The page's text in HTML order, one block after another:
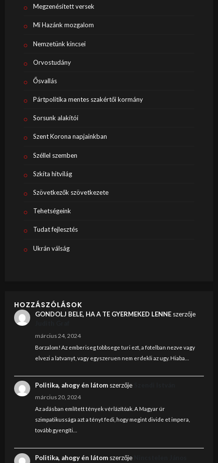
Megzenésített versek
Mi Hazánk mozgalom
Nemzetünk kincsei
Orvostudány
Ősvallás
Pártpolitika mentes szakértői kormány
Sorsunk alakítói
Szent Korona napjainkban
Széllel szemben
Szkíta hitvilág
Szövetkezők szövetkezete
Tehetségeink
Tudat fejlesztés
Ukrán válság
HOZZÁSZÓLÁSOK
GONDOLJ BELE, HA A TE GYERMEKED LENNEszerzője
március 24, 2024
Borzalom! Az emberiseg tobbsege turi ezt, a fotelban nezve vagy
elvezi a latvanyt, vagy egyszeruen nem erdekli az ugy. Hiaba…
Politika, ahogy én látomszerzője
március 20, 2024
Az adásban említett tények vérlázítóak. A Magyar úr
szimpatikussága azt a tényt fedi, hogy megint divide et impera,
tovább gyengíti…
Politika, ahogy én látomszerzője